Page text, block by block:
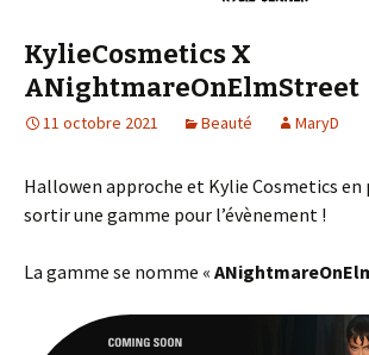
KylieCosmetics X
ANightmareOnElmStreet
11 octobre 2021 Beauté MaryD
Hallowen approche et Kylie Cosmetics
sortir une gamme pour l’évènement !
La gamme se nomme «